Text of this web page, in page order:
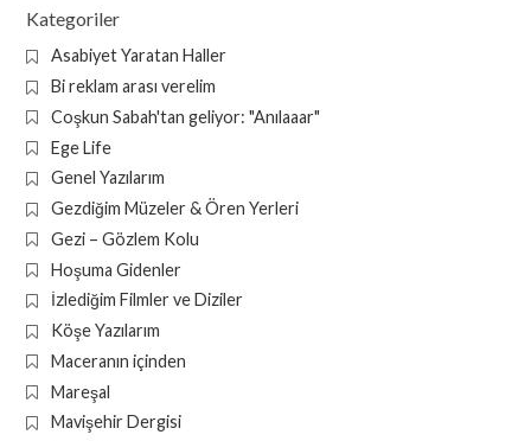
Kategoriler
Asabiyet Yaratan Haller
Bi reklam arası verelim
Coşkun Sabah'tan geliyor: "Anılaaar"
Ege Life
Genel Yazılarım
Gezdiğim Müzeler & Ören Yerleri
Gezi – Gözlem Kolu
Hoşuma Gidenler
İzlediğim Filmler ve Diziler
Köşe Yazılarım
Maceranın içinden
Mareşal
Mavişehir Dergisi